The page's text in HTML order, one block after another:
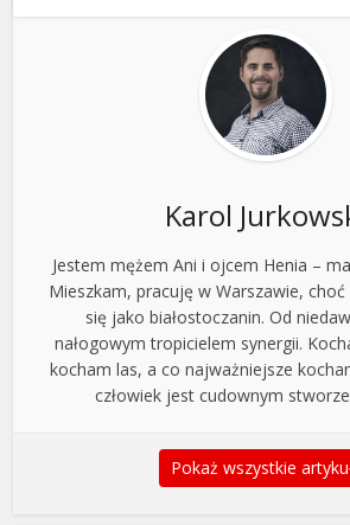
Karol
Jestem mężem Ani i ojcem Henia –
Mieszkam, pracuję w Warszawie, choć
się jako białostoczanin. Od
nałogowym tropicielem synergii.
kocham las, a co najważniejsze
człowiek jest cudownym
Pokaż wszystkie